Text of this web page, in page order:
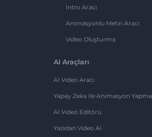
İntro Aracı
Animasyonlu Metin Aracı
Video Oluşturma
AI Araçları
AI Video Aracı
Yapay Zeka Ile Animasyon Yapma
AI Video Editörü
Yazıdan Video AI